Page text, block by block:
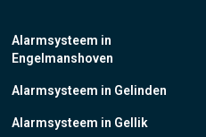
Alarmsysteem in
Engelmanshoven
Alarmsysteem in Gelinden
Alarmsysteem in Gellik